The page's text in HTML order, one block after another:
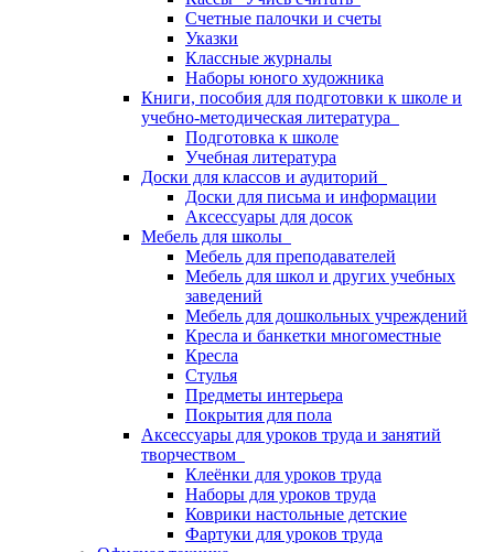
Счетные палочки и счеты
Указки
Классные журналы
Наборы юного художника
Книги, пособия для подготовки к школе и
учебно-методическая литература
Подготовка к школе
Учебная литература
Доски для классов и аудиторий
Доски для письма и информации
Аксессуары для досок
Мебель для школы
Мебель для преподавателей
Мебель для школ и других учебных
заведений
Мебель для дошкольных учреждений
Кресла и банкетки многоместные
Кресла
Стулья
Предметы интерьера
Покрытия для пола
Аксессуары для уроков труда и занятий
творчеством
Клеёнки для уроков труда
Наборы для уроков труда
Коврики настольные детские
Фартуки для уроков труда